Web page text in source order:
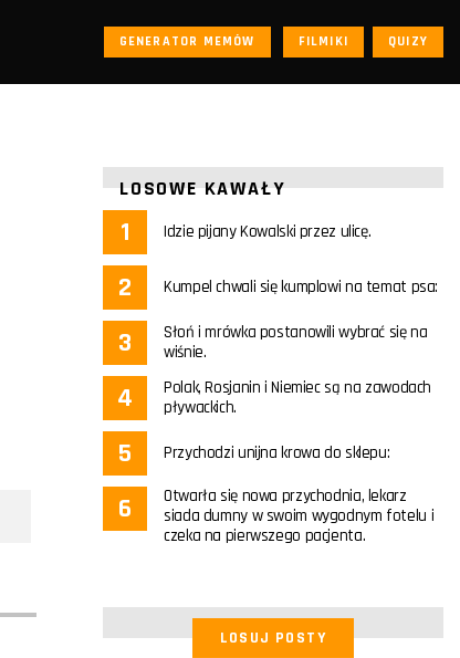
GENERATOR MEMÓW FILMIKI QUIZY
LOSOWE KAWAŁY
Idzie pijany Kowalski przez ulicę.
Kumpel chwali się kumplowi na temat psa:
Słoń i mrówka postanowili wybrać się na
wiśnie.
Polak, Rosjanin i Niemiec są na zawodach
pływackich.
Przychodzi unijna krowa do sklepu:
Otwarła się nowa przychodnia, lekarz
siada dumny w swoim wygodnym fotelu i
czeka na pierwszego pacjenta.
LOSUJ POSTY